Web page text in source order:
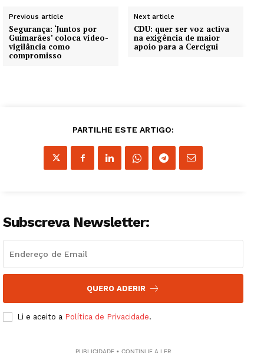
Previous article
Segurança: ‘Juntos por
Guimarães’ coloca vídeo-
vigilância como
compromisso
Next article
CDU: quer ser voz activa
na exigência de maior
apoio para a Cercigui
PARTILHE ESTE ARTIGO:
Subscreva Newsletter:
QUERO ADERIR
Li e aceito a Política de Privacidade.
PUBLICIDADE • CONTINUE A LER